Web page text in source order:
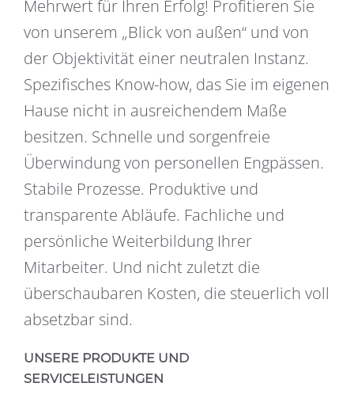
Mehrwert für Ihren Erfolg! Profitieren Sie
von unserem „Blick von außen“ und von
der Objektivität einer neutralen Instanz.
Spezifisches Know-how, das Sie im eigenen
Hause nicht in ausreichendem Maße
besitzen. Schnelle und sorgenfreie
Überwindung von personellen Engpässen.
Stabile Prozesse. Produktive und
transparente Abläufe. Fachliche und
persönliche Weiterbildung Ihrer
Mitarbeiter. Und nicht zuletzt die
überschaubaren Kosten, die steuerlich voll
absetzbar sind.
UNSERE PRODUKTE UND
SERVICELEISTUNGEN